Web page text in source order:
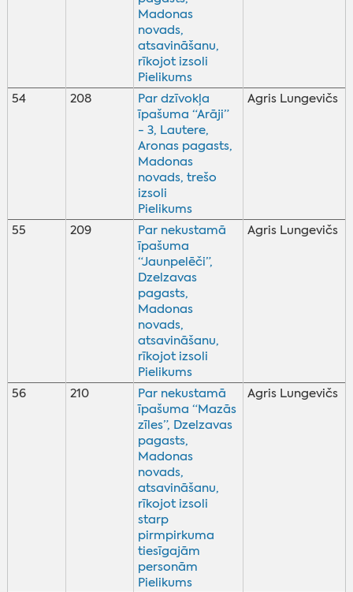
Madonas
novads,
atsavināšanu,
rīkojot izsoli
Pielikums
54 208
Par dzīvokļa
īpašuma “Arāji”
- 3, Lautere,
Aronas pagasts,
Madonas
novads, trešo
izsoli
Pielikums
Agris Lungevičs
55 209
Par nekustamā
īpašuma
“Jaunpelēči”,
Dzelzavas
pagasts,
Madonas
novads,
atsavināšanu,
rīkojot izsoli
Pielikums
Agris Lungevičs
56 210
Par nekustamā
īpašuma “Mazās
zīles”, Dzelzavas
pagasts,
Madonas
novads,
atsavināšanu,
rīkojot izsoli
starp
pirmpirkuma
tiesīgajām
personām
Pielikums
Agris Lungevičs